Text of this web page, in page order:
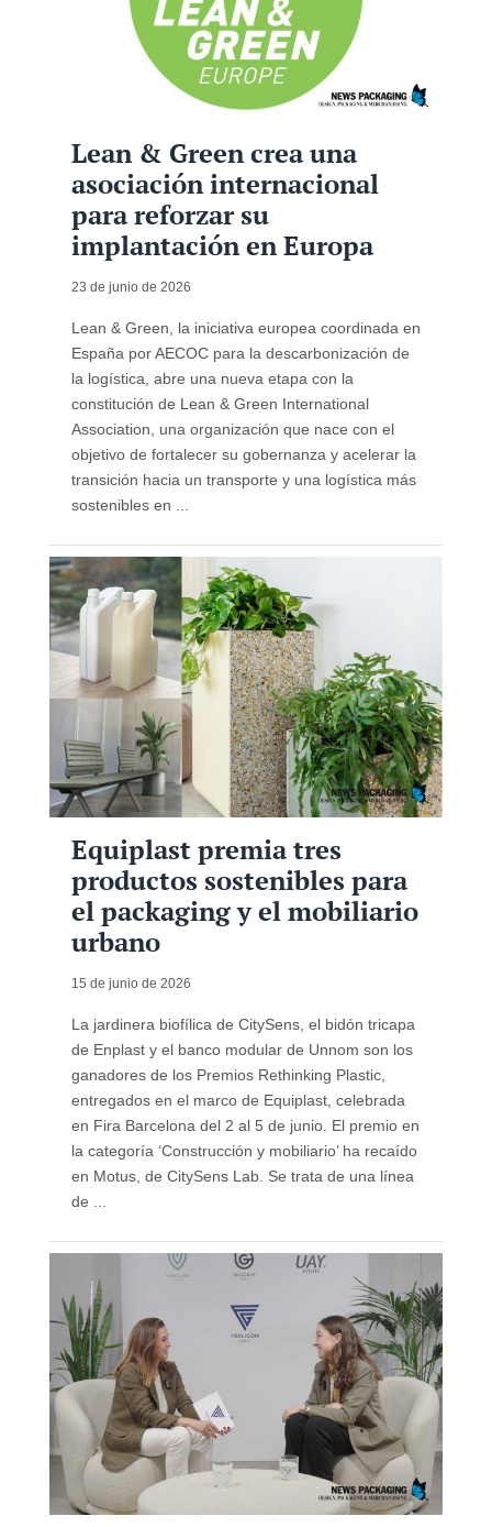
Lean & Green crea una
asociación internacional
para reforzar su
implantación en Europa
23 de junio de 2026
Lean & Green, la iniciativa europea coordinada en
España por AECOC para la descarbonización de
la logística, abre una nueva etapa con la
constitución de Lean & Green International
Association, una organización que nace con el
objetivo de fortalecer su gobernanza y acelerar la
transición hacia un transporte y una logística más
sostenibles en ...
Equiplast premia tres
productos sostenibles para
el packaging y el mobiliario
urbano
15 de junio de 2026
La jardinera biofílica de CitySens, el bidón tricapa
de Enplast y el banco modular de Unnom son los
ganadores de los Premios Rethinking Plastic,
entregados en el marco de Equiplast, celebrada
en Fira Barcelona del 2 al 5 de junio. El premio en
la categoría ‘Construcción y mobiliario’ ha recaído
en Motus, de CitySens Lab. Se trata de una línea
de ...